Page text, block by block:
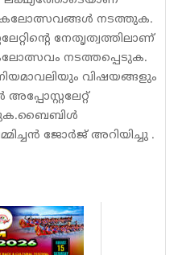
നടത്തുക.
നേതൃത്വത്തിലാണ്
നടത്തപ്പെടുക.
വിഷയങ്ങളും
ജോർജ് അറിയിച്ചു .